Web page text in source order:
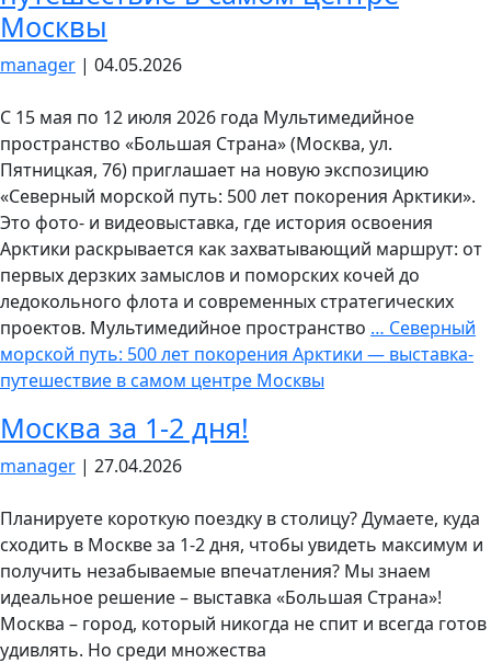
Москвы
manager | 04.05.2026
С 15 мая по 12 июля 2026 года Мультимедийное
пространство «Большая Страна» (Москва, ул.
Пятницкая, 76) приглашает на новую экспозицию
«Северный морской путь: 500 лет покорения Арктики».
Это фото- и видеовыставка, где история освоения
Арктики раскрывается как захватывающий маршрут: от
первых дерзких замыслов и поморских кочей до
ледокольного флота и современных стратегических
проектов. Мультимедийное пространство … Северный
морской путь: 500 лет покорения Арктики — выставка-
путешествие в самом центре Москвы
Москва за 1-2 дня!
manager | 27.04.2026
Планируете короткую поездку в столицу? Думаете, куда
сходить в Москве за 1-2 дня, чтобы увидеть максимум и
получить незабываемые впечатления? Мы знаем
идеальное решение – выставка «Большая Страна»!
Москва – город, который никогда не спит и всегда готов
удивлять. Но среди множества